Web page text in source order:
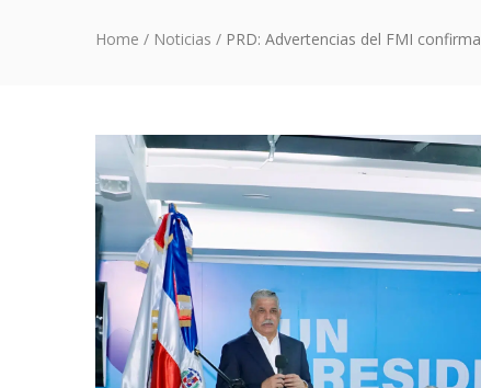
Home / Noticias / PRD: Advertencias del FMI